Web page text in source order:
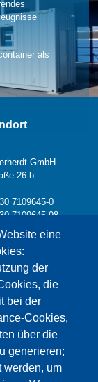
als
eine
der
die
bei der
Cookies,
über die
generieren;
werden, um
GmbH
26 b
7109645-0
7109645-98
Maps